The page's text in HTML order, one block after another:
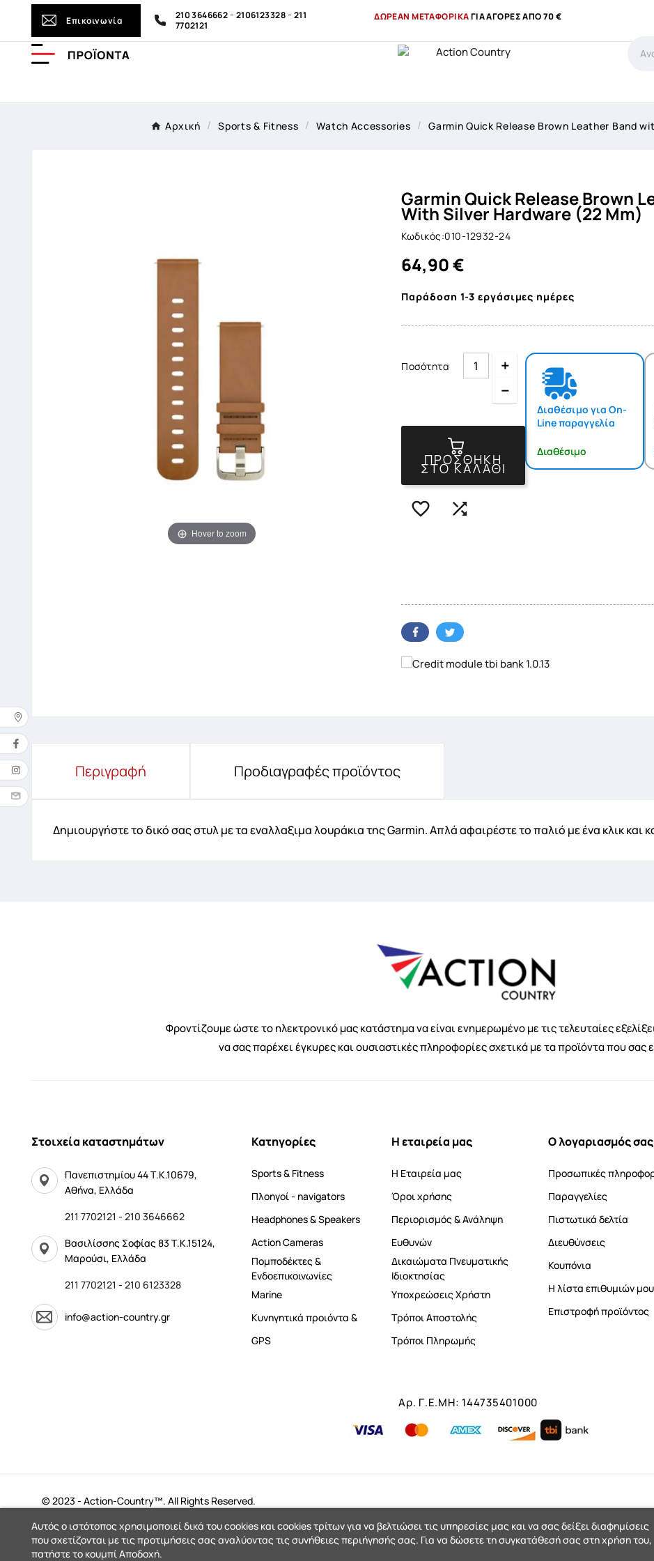
Επικοινωνία 210 3646662- 2106123328- 211
7702121
ΔΩΡΕΑΝ ΜΕΤΑΦΟΡΙΚΑΓΙΑ ΑΓΟΡΕΣ ΑΠΟ 70 €
Αρχική Sports & Fitness Watch Accessories Garmin Quick Release Brown Leather Band
Hover to zoom
Garmin Quick Release Brown
With Silver Hardware (22 Mm)
Κωδικός:010-12932-24
64,90 €
Παράδοση 1-3 εργάσιμες ημέρες
Ποσότητα
Quantity
Quantity
ΠΡΟΣΘΉΚΗ
ΣΤΟ ΚΑΛΆΘΙ
 
Διαθέσιμο για On-
Line παραγγελία
Διαθέσιμο
Περιγραφή Προδιαγραφές προϊόντος
Δημιουργήστε το δικό σας στυλ με τα εναλλαξιμα λουράκια της Garmin. Απλά αφαιρέστε το παλιό με ένα κλικ και
Φροντίζουμε ώστε το ηλεκτρονικό μας κατάστημα να είναι ενημερωμένο με τις τελευταίες
να σας παρέχει έγκυρες και ουσιαστικές πληροφορίες σχετικά με τα προϊόντα που σας
Στοιχεία καταστημάτων
Πανεπιστημίου 44 Τ.Κ.10679,
Αθήνα, Ελλάδα
211 7702121 - 210 3646662
Βασιλίσσης Σοφίας 83 Τ.Κ.15124,
Μαρούσι, Ελλάδα
211 7702121 - 210 6123328
info@action-country.gr
Κατηγορίες
Sports & Fitness
Πλοηγοί - navigators
Headphones & Speakers
Αction Cameras
Πομποδέκτες &
Ενδοεπικοινωνίες
Marine
Κυνηγητικά προιόντα &
GPS
Η εταιρεία μας
Η Εταιρεία μας
Όροι χρήσης
Περιορισμός & Ανάληψη
Ευθυνών
Δικαιώματα Πνευματικής
Ιδιοκτησίας
Υποχρεώσεις Χρήστη
Τρόποι Αποστολής
Τρόποι Πληρωμής
Ο λογαριασμός σας
Προσωπικές
Παραγγελίες
Πιστωτικά δελτία
Διευθύνσεις
Κουπόνια
Η λίστα επιθυμιών μου
Επιστροφή προϊόντος
Αρ. Γ.Ε.ΜΗ: 144735401000
Όνομα Λίστα επιθυμιτών
Ακύρωση Δημιουργία λίστα επιθυμητών
Αυτός ο ιστότοπος χρησιμοποιεί δικά του cookies και cookies τρίτων για να βελτιώσει τις υπηρεσίες μας και να σας δείξει διαφημίσεις
που σχετίζονται με τις προτιμήσεις σας αναλύοντας τις συνήθειες περιήγησής σας. Για να δώσετε τη συγκατάθεσή σας στη χρήση του,
πατήστε το κουμπί Αποδοχή.
© 2023 - Action-Country™. All Rights Reserved.